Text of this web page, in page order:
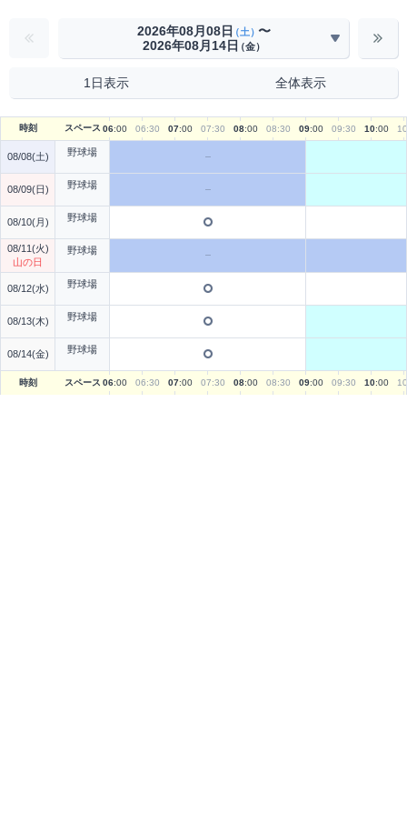
2026年08月08日（土）〜
2026年08月14日（金）
1日表示 全体表示
時刻 スペース 06:00 06:30 07:00 07:30 08:00 08:30 09:00 09:30 10:00 10
08/08(土) 野球場
08/09(日) 野球場
08/10(月) 野球場
08/11(火)
山の日
野球場
08/12(水) 野球場
08/13(木) 野球場
08/14(金) 野球場
時刻 スペース 06:00 06:30 07:00 07:30 08:00 08:30 09:00 09:30 10:00 10